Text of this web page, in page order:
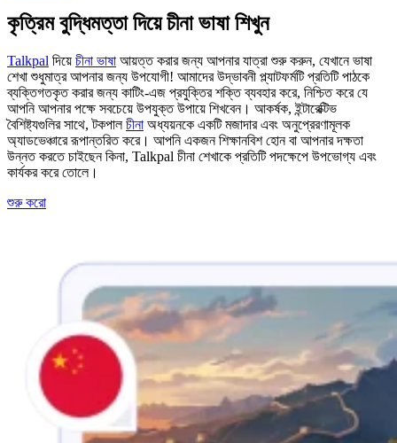
কৃত্রিম বুদ্ধিমত্তা দিয়ে চীনা ভাষা শিখুন
Talkpal দিয়ে চীনা ভাষা আয়ত্ত করার জন্য আপনার যাত্রা শুরু করুন, যেখানে ভাষা
শেখা শুধুমাত্র আপনার জন্য উপযোগী! আমাদের উদ্ভাবনী প্ল্যাটফর্মটি প্রতিটি পাঠকে
ব্যক্তিগতকৃত করার জন্য কাটিং-এজ প্রযুক্তির শক্তি ব্যবহার করে, নিশ্চিত করে যে
আপনি আপনার পক্ষে সবচেয়ে উপযুক্ত উপায়ে শিখবেন। আকর্ষক, ইন্টারেক্টিভ
বৈশিষ্ট্যগুলির সাথে, টকপালচীনা অধ্যয়নকে একটি মজাদার এবং অনুপ্রেরণামূলক
অ্যাডভেঞ্চারে রূপান্তরিত করে। আপনি একজন শিক্ষানবিশ হোন বা আপনার দক্ষতা
উন্নত করতে চাইছেন কিনা, Talkpal চীনা শেখাকে প্রতিটি পদক্ষেপে উপভোগ্য এবং
কার্যকর করে তোলে।
শুরু করো